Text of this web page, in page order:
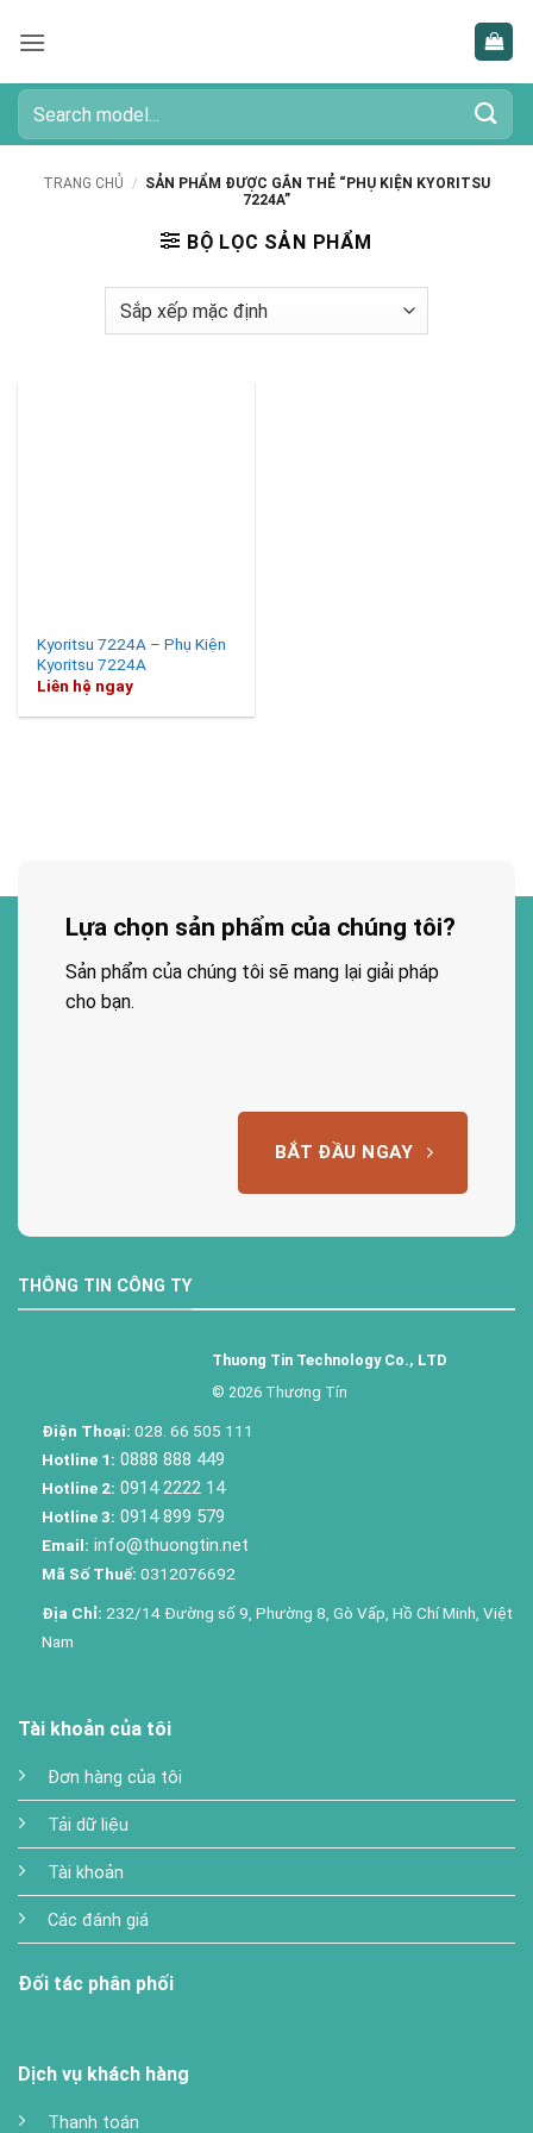
qua
dung
Tìm
kiếm:
TRANG CHỦ / SẢN PHẨM ĐƯỢC GẮN THẺ “PHỤ KIỆN KYORITSU
7224A”
BỘ LỌC SẢN PHẨM
Kyoritsu 7224A – Phụ Kiện
Kyoritsu 7224A
Liên hệ ngay
Lựa chọn sản phẩm của chúng tôi?
Sản phẩm của chúng tôi sẽ mang lại giải pháp
cho bạn.
BẮT ĐẦU NGAY
THÔNG TIN CÔNG TY
Thuong Tin Technology Co., LTD
© 2026 Thương Tín
Điện Thoại: 028. 66 505 111
Hotline 1: 0888 888 449
Hotline 2: 0914 2222 14
Hotline 3: 0914 899 579
Email: info@thuongtin.net
Mã Số Thuế: 0312076692
Địa Chỉ: 232/14 Đường số 9, Phường 8, Gò Vấp, Hồ Chí Minh, Việt
Nam
Tài khoản của tôi
Đơn hàng của tôi
Tải dữ liệu
Tài khoản
Các đánh giá
Đối tác phân phối
Dịch vụ khách hàng
Thanh toán